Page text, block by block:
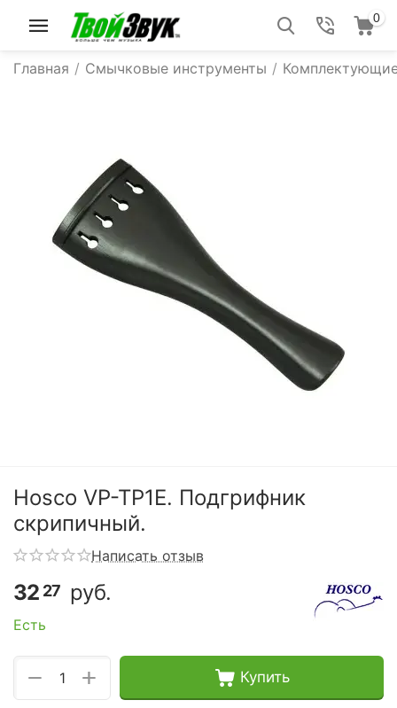
0
Главная / Смычковые инструменты /
Hosco VP-TP1E. Подгрифник
скрипичный.
Написать отзыв
32 27 руб.
Есть
+
− Купить